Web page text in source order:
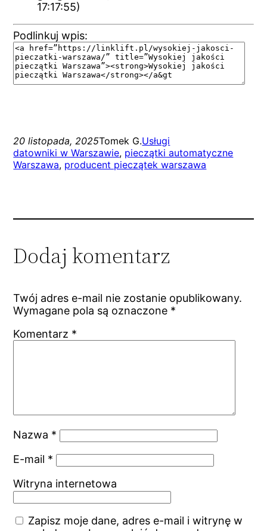
17:17:55)
Podlinkuj wpis:
20 listopada, 2025Tomek G.Usługi
datowniki w Warszawie, pieczątki automatyczne
Warszawa, producent pieczątek warszawa
Dodaj komentarz
Twój adres e-mail nie zostanie opublikowany.
Wymagane pola są oznaczone *
Komentarz *
Nazwa *
E-mail *
Witryna internetowa
Zapisz moje dane, adres e-mail i witrynę w